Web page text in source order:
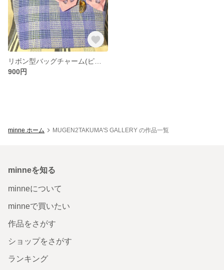
900円
minne ホーム MUGEN2TAKUMA'S GALLERY の作品一覧
minneを知る
minneについて
minneで買いたい
作品をさがす
ショップをさがす
ランキング